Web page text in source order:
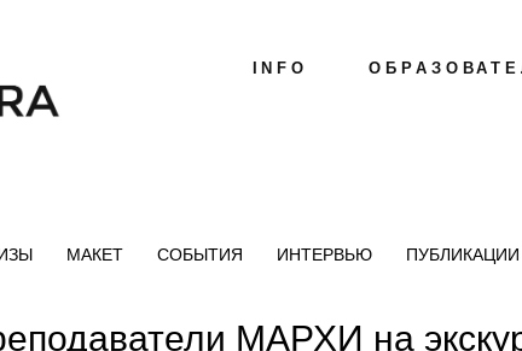
INFO
МАКЕТ СОБЫТИЯ ИНТЕРВЬЮ ПУБЛИКАЦИИ
МАРХИ на